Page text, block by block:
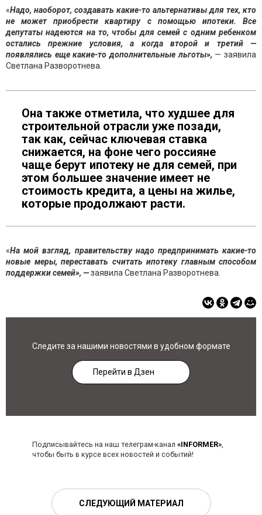
«Надо, наоборот, создавать какие-то альтернативы для тех, кто
не может приобрести квартиру с помощью ипотеки. Все
депутаты надеются на то, чтобы для семей с одним ребенком
остались прежние условия, а когда второй и третий —
появлялись еще какие-то дополнительные льготы», — заявила
Светлана Разворотнева.
Она также отметила, что худшее для
строительной отрасли уже позади,
так как, сейчас ключевая ставка
снижается, на фоне чего россияне
чаще берут ипотеку не для семей, при
этом большее значение имеет не
стоимость кредита, а цены на жилье,
которые продолжают расти.
«На мой взгляд, правительству надо предпринимать какие-то
новые меры, переставать считать ипотеку главным способом
поддержки семей», —заявила Светлана Разворотнева.
Следите за нашими новостями в удобном формате
Перейти в Дзен
Подписывайтесь на наш телеграм-канал «INFORMER»,
чтобы быть в курсе всех новостей и событий!
СЛЕДУЮЩИЙ МАТЕРИАЛ